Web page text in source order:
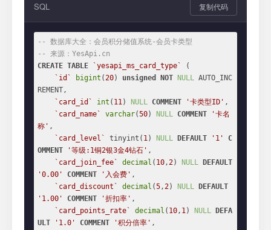
SQL 复制代码
-- 数据库大全：会员积分储值系统-会员卡类型
-- 来源：YesApi.cn
CREATE TABLE `yesapi_ms_card_type`
(
`id`
bigint (20) unsigned NOT NULL AUTO_INC
REMENT,
`card_id`
int ( 11) NULL COMMENT '卡类型ID' ,
`card_name`
varchar(50) NULL COMMENT
'卡名
称' ,
`card_level`
tinyint( 1) NULL DEFAULT '1'
C
OMMENT
'等级:1铜2银3金4钻石' ,
`card_join_fee`
decimal ( 10,2) NULL
DEFAULT
'0.00'
COMMENT '入会费' ,
`card_discount`
decimal (5,2) NULL
DEFAULT
'1.00'
COMMENT '折扣率' ,
`card_points_rate`
decimal ( 10, 1) NULL
DEFA
ULT
'1.0' COMMENT '积分倍率' ,